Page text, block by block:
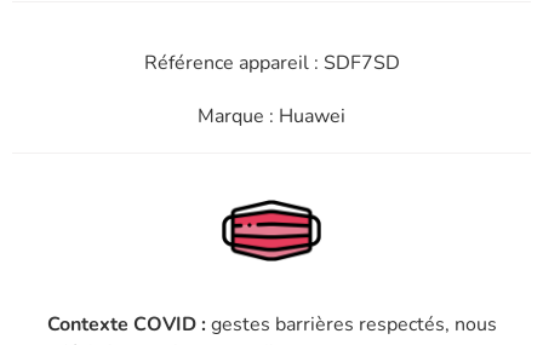
Référence appareil : SDF7SD
Marque : Huawei
Contexte COVID :gestes barrières respectés, nous